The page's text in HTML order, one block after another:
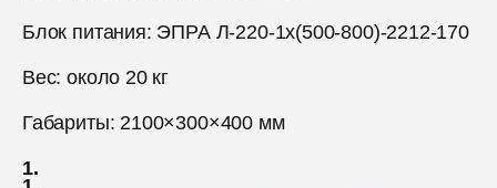
Блок питания: ЭПРА Л-220-1х(500-800)-2212-170
Вес: около 20 кг
Габариты: 2100×300×400 мм